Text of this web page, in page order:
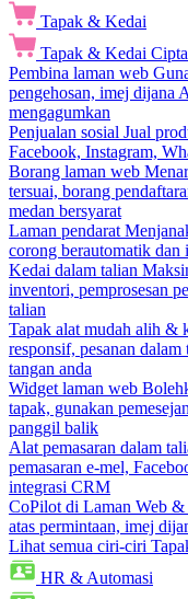
Tapak & Kedai
Tapak & Kedai
Pembina laman web
pengehosan, imej dijana
mengagumkan
Penjualan sosial Jual
Facebook, Instagram,
Borang laman web
tersuai, borang
medan bersyarat
Laman pendarat
corong berautomatik
Kedai dalam talian
inventori, pemprosesan
talian
Tapak alat mudah alih &
responsif, pesanan
tangan anda
Widget laman web
tapak, gunakan
panggil balik
Alat pemasaran dalam
pemasaran e-mel,
integrasi CRM
CoPilot di Laman Web &
atas permintaan, imej
Lihat semua ciri-ciri
HR & Automasi